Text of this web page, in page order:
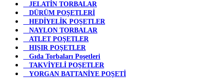
JELATİN TORBALAR
DÜRÜM POŞETLERİ
HEDİYELİK POŞETLER
NAYLON TORBALAR
ATLET POŞETLER
HIŞIR POŞETLER
Gıda Torbaları Poşetleri
TAKVİYELİ POŞETLER
YORGAN BATTANİYE POŞETİ